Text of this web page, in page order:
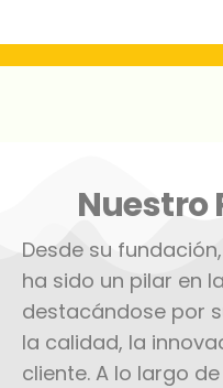
Nuestro
Desde su
ha sido un pilar en
destacándose por
la calidad, la
cliente. A lo largo